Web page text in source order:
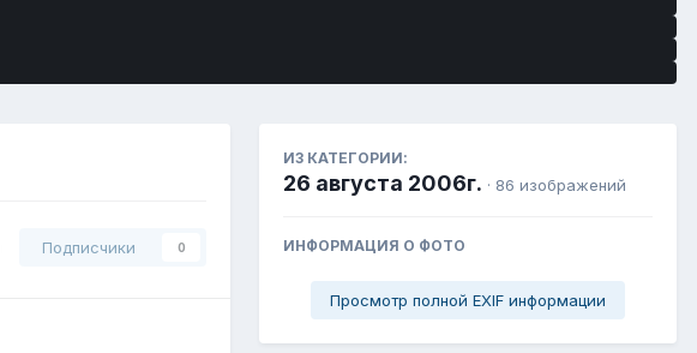
Подписчики 0
ИЗ КАТЕГОРИИ:
26 августа 2006г. · 86 изображений
ИНФОРМАЦИЯ О ФОТО
Просмотр полной EXIF информации